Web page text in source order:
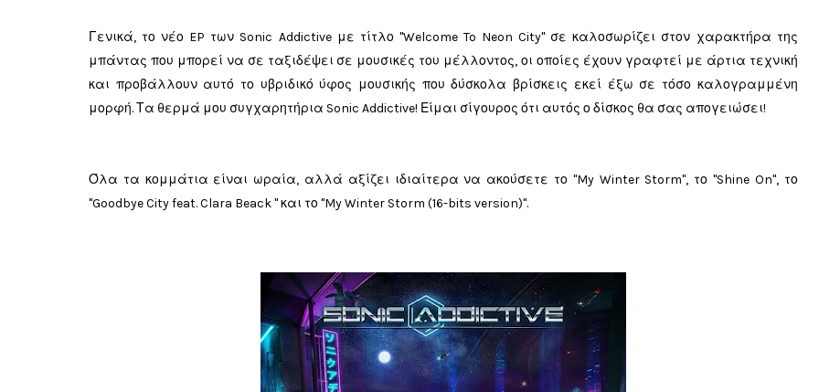
Γενικά, το νέο EP των Sonic Addictive με τίτλο "Welcome To Neon City" σε καλοσωρίζει στον χαρακτήρα της
μπάντας που μπορεί να σε ταξιδέψει σε μουσικές του μέλλοντος, οι οποίες έχουν γραφτεί με άρτια τεχνική
και προβάλλουν αυτό το υβριδικό ύφος μουσικής που δύσκολα βρίσκεις εκεί έξω σε τόσο καλογραμμένη
μορφή. Τα θερμά μου συγχαρητήρια Sonic Addictive! Είμαι σίγουρος ότι αυτός ο δίσκος θα σας απογειώσει!
Όλα τα κομμάτια είναι ωραία, αλλά αξίζει ιδιαίτερα να ακούσετε το "My Winter Storm", το "Shine On", το
"Goodbye City feat. Clara Beack "και το "My Winter Storm (16-bits version)".